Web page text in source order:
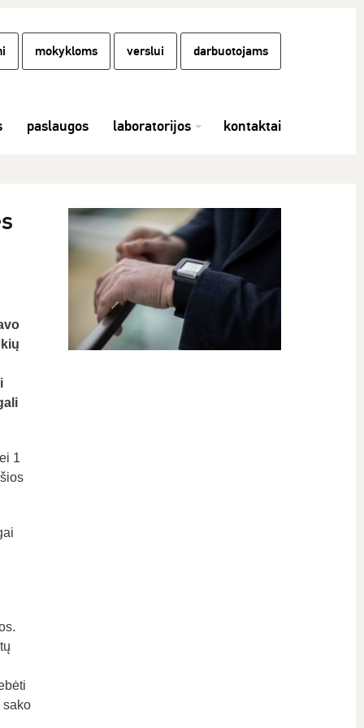
mokykloms verslui darbuotojams
paslaugos laboratorijos kontaktai
1
sako